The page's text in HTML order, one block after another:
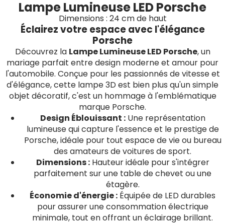
Lampe Lumineuse LED Porsche
Dimensions : 24 cm de haut
Éclairez votre espace avec l'élégance
Porsche
Découvrez la Lampe Lumineuse LED Porsche, un
mariage parfait entre design moderne et amour pour
l'automobile. Conçue pour les passionnés de vitesse et
d'élégance, cette lampe 3D est bien plus qu'un simple
objet décoratif, c'est un hommage à l'emblématique
marque Porsche.
Design Éblouissant :Une représentation
lumineuse qui capture l'essence et le prestige de
Porsche, idéale pour tout espace de vie ou bureau
des amateurs de voitures de sport.
Dimensions :Hauteur idéale pour s'intégrer
parfaitement sur une table de chevet ou une
étagère.
Économie d'énergie : Équipée de LED durables
pour assurer une consommation électrique
minimale, tout en offrant un éclairage brillant.